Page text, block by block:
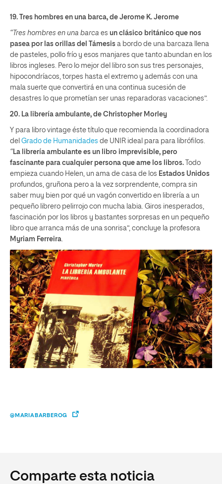
19. Tres hombres en una barca, de Jerome K. Jerome
“Tres hombres en una barca es un clásico británico que nos
pasea por las orillas del Támesis a bordo de una barcaza llena
de pasteles, pollo frío y esos manjares que tanto abundan en los
libros ingleses. Pero lo mejor del libro son sus tres personajes,
hipocondríacos, torpes hasta el extremo y además con una
mala suerte que convertirá en una continua sucesión de
desastres lo que prometían ser unas reparadoras vacaciones”.
20. La librería ambulante, de Christopher Morley
Y para libro vintage éste título que recomienda la coordinadora
del Grado de Humanidades de UNIR ideal para para librófilos.
“La librería ambulante es un libro imprevisible, pero
fascinante para cualquier persona que ame los libros. Todo
empieza cuando Helen, un ama de casa de los Estados Unidos
profundos, gruñona pero a la vez sorprendente, compra sin
saber muy bien por qué un vagón convertido en librería a un
pequeño librero pelirrojo con mucha labia. Giros inesperados,
fascinación por los libros y bastantes sorpresas en un pequeño
libro que arranca más de una sonrisa”, concluye la profesora
Myriam Ferreira.
@MARIABARBEROG
Comparte esta noticia